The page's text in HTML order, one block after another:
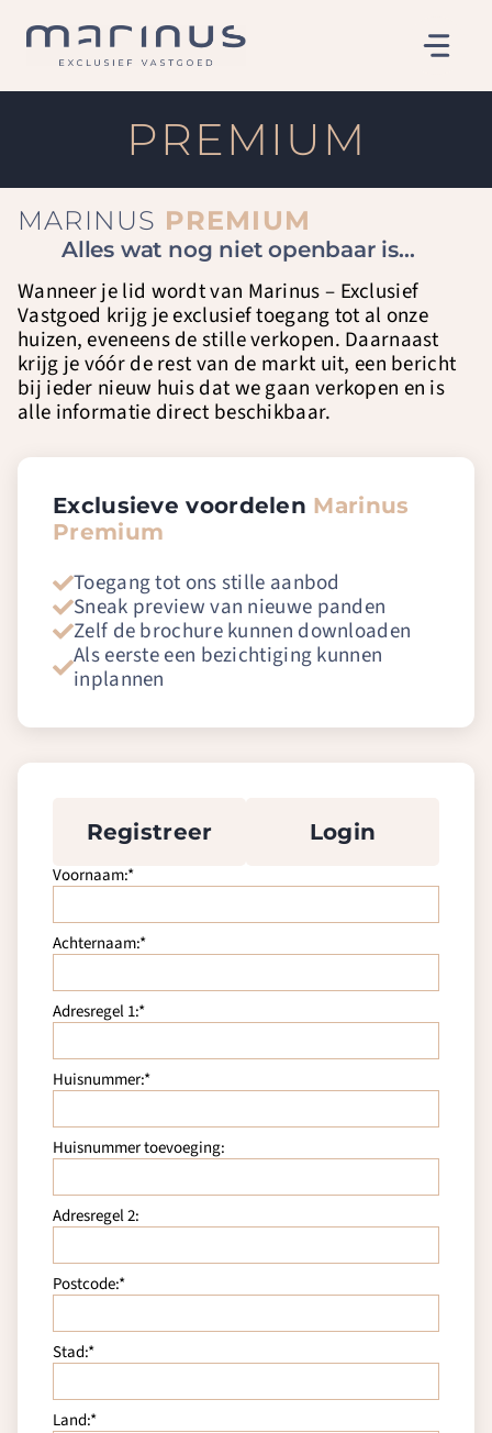
naar
PREMIUM
MARINUS PREMIUM
Alles wat nog niet openbaar is…
Wanneer je lid wordt van Marinus – Exclusief
Vastgoed krijg je exclusief toegang tot al onze
huizen, eveneens de stille verkopen. Daarnaast
krijg je vóór de rest van de markt uit, een bericht
bij ieder nieuw huis dat we gaan verkopen en is
alle informatie direct beschikbaar.
Exclusieve voordelen Marinus
Premium
Toegang tot ons stille aanbod
Sneak preview van nieuwe panden
Zelf de brochure kunnen downloaden
Als eerste een bezichtiging kunnen
inplannen
Registreer Login
Voornaam:*
Achternaam:*
Adresregel 1:*
Huisnummer:*
Huisnummer toevoeging:
Adresregel 2:
Postcode:*
Stad:*
Land:*